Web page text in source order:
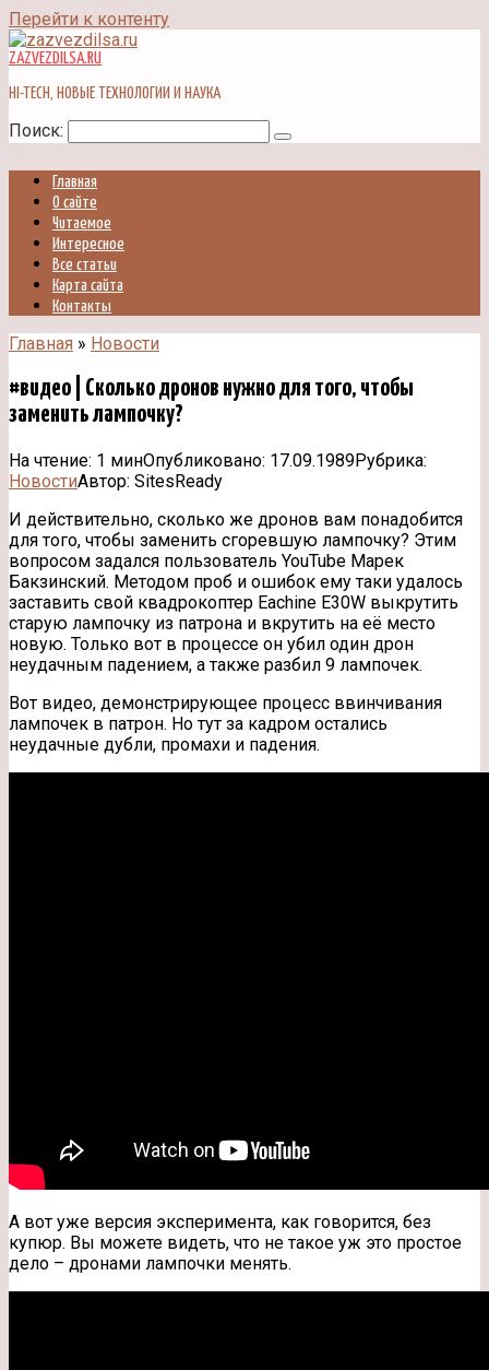
Перейти к контенту
ZAZVEZDILSA.RU
HI-TECH, НОВЫЕ ТЕХНОЛОГИИ И НАУКА
Поиск:
Главная
О сайте
Читаемое
Интересное
Все статьи
Карта сайта
Контакты
Главная » Новости
#видео | Сколько дронов нужно для того, чтобы
заменить лампочку?
На чтение: 1 минОпубликовано: 17.09.1989Рубрика:
НовостиАвтор: SitesReady
И действительно, сколько же дронов вам понадобится
для того, чтобы заменить сгоревшую лампочку? Этим
вопросом задался пользователь YouTube Марек
Бакзинский. Методом проб и ошибок ему таки удалось
заставить свой квадрокоптер Eachine E30W выкрутить
старую лампочку из патрона и вкрутить на её место
новую. Только вот в процессе он убил один дрон
неудачным падением, а также разбил 9 лампочек.
Вот видео, демонстрирующее процесс ввинчивания
лампочек в патрон. Но тут за кадром остались
неудачные дубли, промахи и падения.
А вот уже версия эксперимента, как говорится, без
купюр. Вы можете видеть, что не такое уж это простое
дело – дронами лампочки менять.